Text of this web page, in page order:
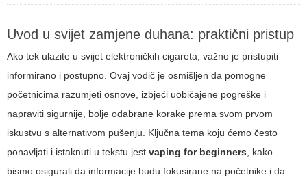
Uvod u svijet zamjene duhana: praktični pristup
Ako tek ulazite u svijet elektroničkih cigareta, važno je pristupiti
informirano i postupno. Ovaj vodič je osmišljen da pomogne
početnicima razumjeti osnove, izbjeći uobičajene pogreške i
napraviti sigurnije, bolje odabrane korake prema svom prvom
iskustvu s alternativom pušenju. Ključna tema koju ćemo često
ponavljati i istaknuti u tekstu jest vaping for beginners, kako
bismo osigurali da informacije budu fokusirane na početnike i da